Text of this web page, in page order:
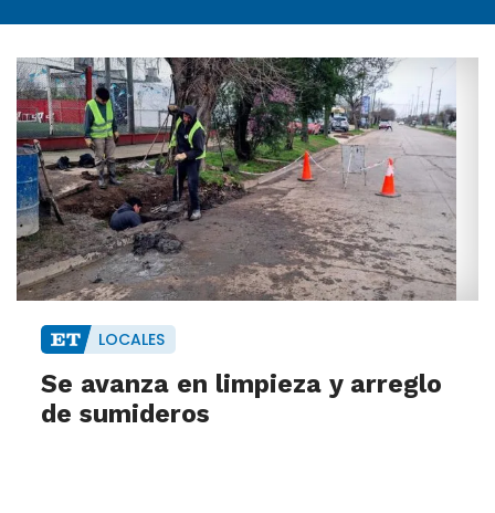
LOCALES
Se avanza en limpieza y arreglo
de sumideros